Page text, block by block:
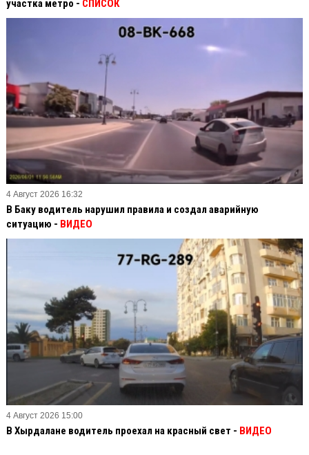
участка метро - СПИСОК
4 Август 2026 16:32
В Баку водитель нарушил правила и создал аварийную
ситуацию - ВИДЕО
4 Август 2026 15:00
В Хырдалане водитель проехал на красный свет - ВИДЕО